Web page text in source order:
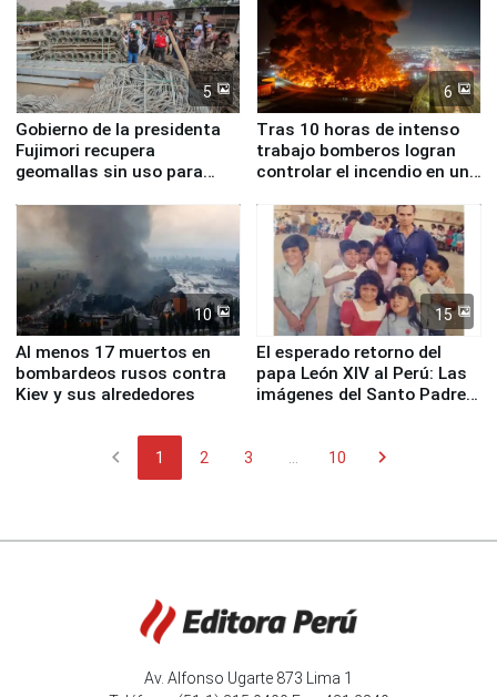
5
Gobierno de la presidenta
Fujimori recupera
geomallas sin uso para
Fenómeno El Niño
6
Tras 10 horas de intenso
trabajo bomberos logran
controlar el incendio en una
de Chile
10
Al menos 17 muertos en
bombardeos rusos contra
Kiev y sus alrededores
15
El esperado retorno del
papa León XIV al Perú: Las
imágenes del Santo Padre
chevron_left 1 2 3 10 chevron_right
Av. Alfonso Ugarte 873 Lima 1